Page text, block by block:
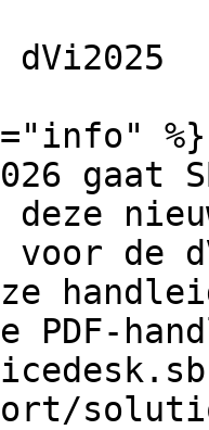
%}
gaat
voor de
PDF-